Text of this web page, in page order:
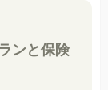
ンと保険